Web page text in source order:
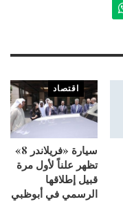
اقتصاد
سيارة «فريلاندر 8»
تظهر علناً لأول مرة
قبيل إطلاقها
الرسمي في أبوظبي